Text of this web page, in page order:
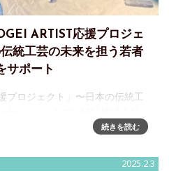
ARTIST応援プロジェ
統工芸の未来を担う若者
サポート
プロジェクト」〜日本の伝統工
へとつなぐ若手工芸作家を支援
続きを読む
2025.2.3